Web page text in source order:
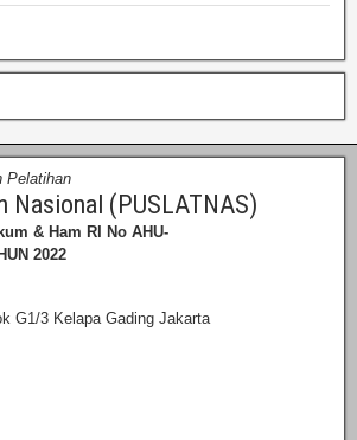
Pelatihan
Nasional (PUSLATNAS)
& Ham RI
No AHU-
2022
G1/3 Kelapa Gading Jakarta